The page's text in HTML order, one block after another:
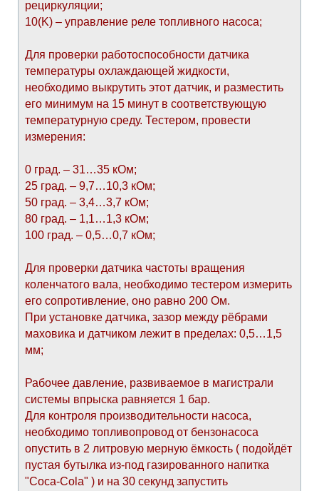
рециркуляции;
10(K) – управление реле топливного насоса;
Для проверки работоспособности датчика
температуры охлаждающей жидкости,
необходимо выкрутить этот датчик, и разместить
его минимум на 15 минут в соответствующую
температурную среду. Тестером, провести
измерения:
0 град. – 31…35 кОм;
25 град. – 9,7…10,3 кОм;
50 град. – 3,4…3,7 кОм;
80 град. – 1,1…1,3 кОм;
100 град. – 0,5…0,7 кОм;
Для проверки датчика частоты вращения
коленчатого вала, необходимо тестером измерить
его сопротивление, оно равно 200 Ом.
При установке датчика, зазор между рёбрами
маховика и датчиком лежит в пределах: 0,5…1,5
мм;
Рабочее давление, развиваемое в магистрали
системы впрыска равняется 1 бар.
Для контроля производительности насоса,
необходимо топливопровод от бензонасоса
опустить в 2 литровую мерную ёмкость ( подойдёт
пустая бутылка из-под газированного напитка
"Coca-Cola" ) и на 30 секунд запустить